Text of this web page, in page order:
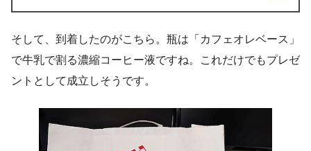
そして、到着したのがこちら。瓶は「カフェオレベース」
で牛乳で割る濃縮コーヒー液ですね。これだけでもプレゼ
ントとして成立しそうです。